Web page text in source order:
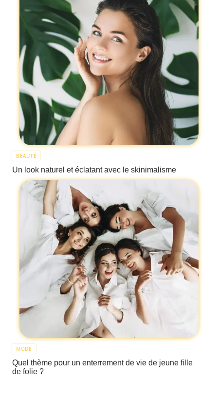
BEAUTÉ
Un look naturel et éclatant avec le skinimalisme
MODE
Quel thème pour un enterrement de vie de jeune fille
de folie ?